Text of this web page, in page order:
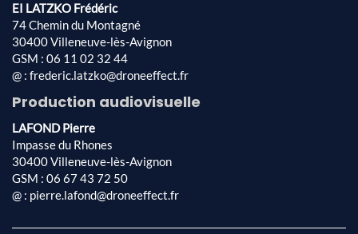
EI LATZKO Frédéric
74 Chemin du Montagné
30400 Villeneuve-lès-Avignon
GSM : 06 11 02 32 44
@ : frederic.latzko@droneeffect.fr
Production audiovisuelle
LAFOND Pierre
Impasse du Rhones
30400 Villeneuve-lès-Avignon
GSM : 06 67 43 72 50
@ : pierre.lafond@droneeffect.fr